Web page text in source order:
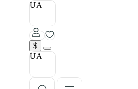
UA
$
UA